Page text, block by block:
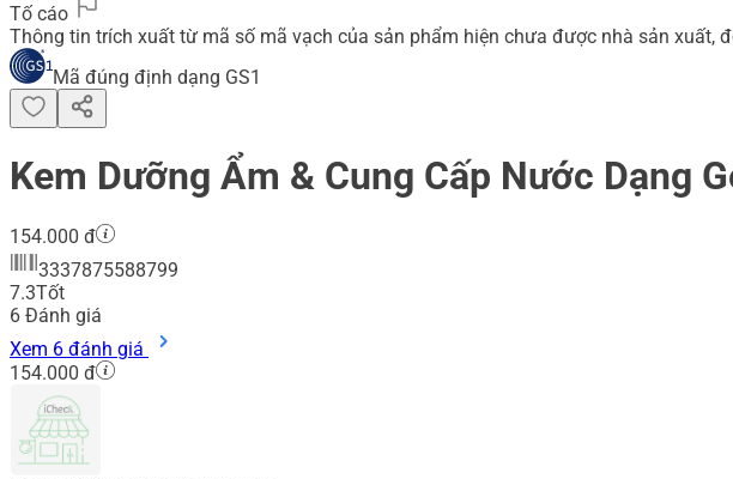
Tố cáo
Thông tin trích xuất từ mã số mã vạch của sản phẩm hiện chưa được nhà sản xuất,
Mã đúng định dạng GS1
Kem Dưỡng Ẩm & Cung Cấp Nước Dạng
154.000 đ
3337875588799
7.3Tốt
6 Đánh giá
Xem 6 đánh giá
154.000 đ